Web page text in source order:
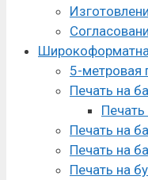
5-метровая
Печать на
Печать
Печать на
Печать на
Печать на